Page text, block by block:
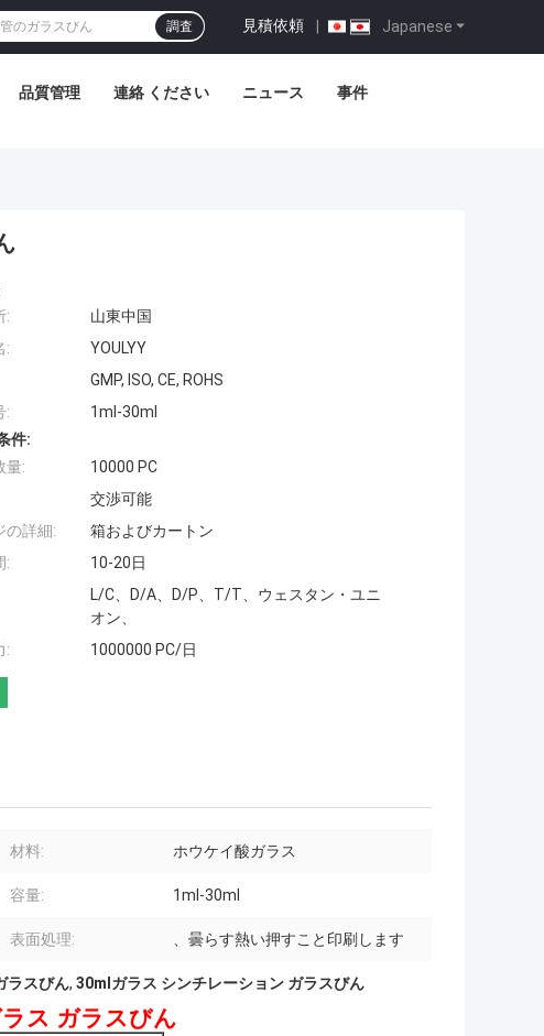
Japanese
見積依頼 |
調査
品質管理 連絡 ください ニュース 事件
:
山東中国
:
YOULYY
GMP, ISO, CE, ROHS
:
1ml-30ml
件:
量:
10000 PC
交渉可能
の詳細:
箱およびカートン
:
10-20日
L/C、D/A、D/P、T/T、ウェスタン・ユニ
オン、
:
1000000 PC/日
材料: ホウケイ酸ガラス
容量: 1ml-30ml
表面処理: 、曇らす熱い押すこと印刷します
ラスびん, 30mlガラス シンチレーション ガラスびん
ス ガラスびん